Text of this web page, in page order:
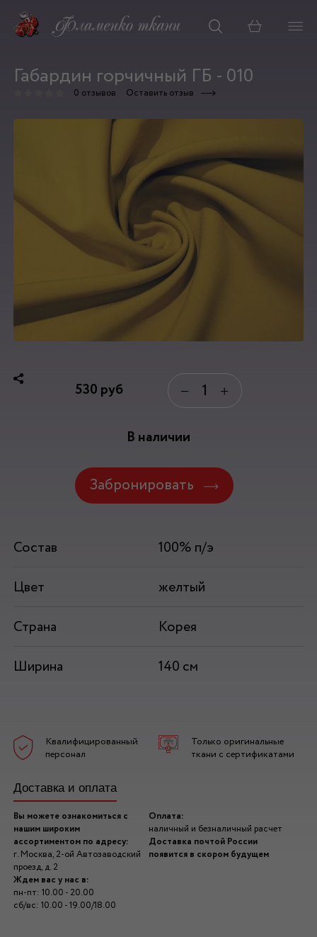
Корзина
Габардин горчичный ГБ - 010
0 отзывов Оставить отзыв
530 руб − +
В наличии
Забронировать
Состав
100% п/э
Цвет
желтый
Страна
Корея
Ширина
140 см
Квалифицированный
персонал
Только оригинальные
ткани с сертификатами
Доставка и оплата
Вы можете ознакомиться с
нашим широким
ассортиментом по адресу:
г. Москва, 2-ой Автозаводский
проезд, д. 2
Ждем вас у нас в:
пн-пт: 10.00 - 20.00
сб/вс: 10.00 - 19.00/18.00
Оплата:
наличный и безналичный расчет
Доставка почтой России
появится в скором будущем